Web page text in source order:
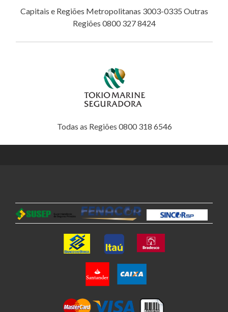
Capitais e Regiões Metropolitanas 3003-0335 Outras
Regiões 0800 327 8424
Todas as Regiões 0800 318 6546